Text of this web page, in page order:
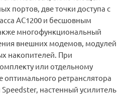
Аксессуары
Пульты
Блоки питания
портов, две точки доступа с
AC1200 и бесшовным
многофункциональный
внешних модемов, модулей
накопителей. При
или отдельному
оптимального ретранслятора
настенный усилитель